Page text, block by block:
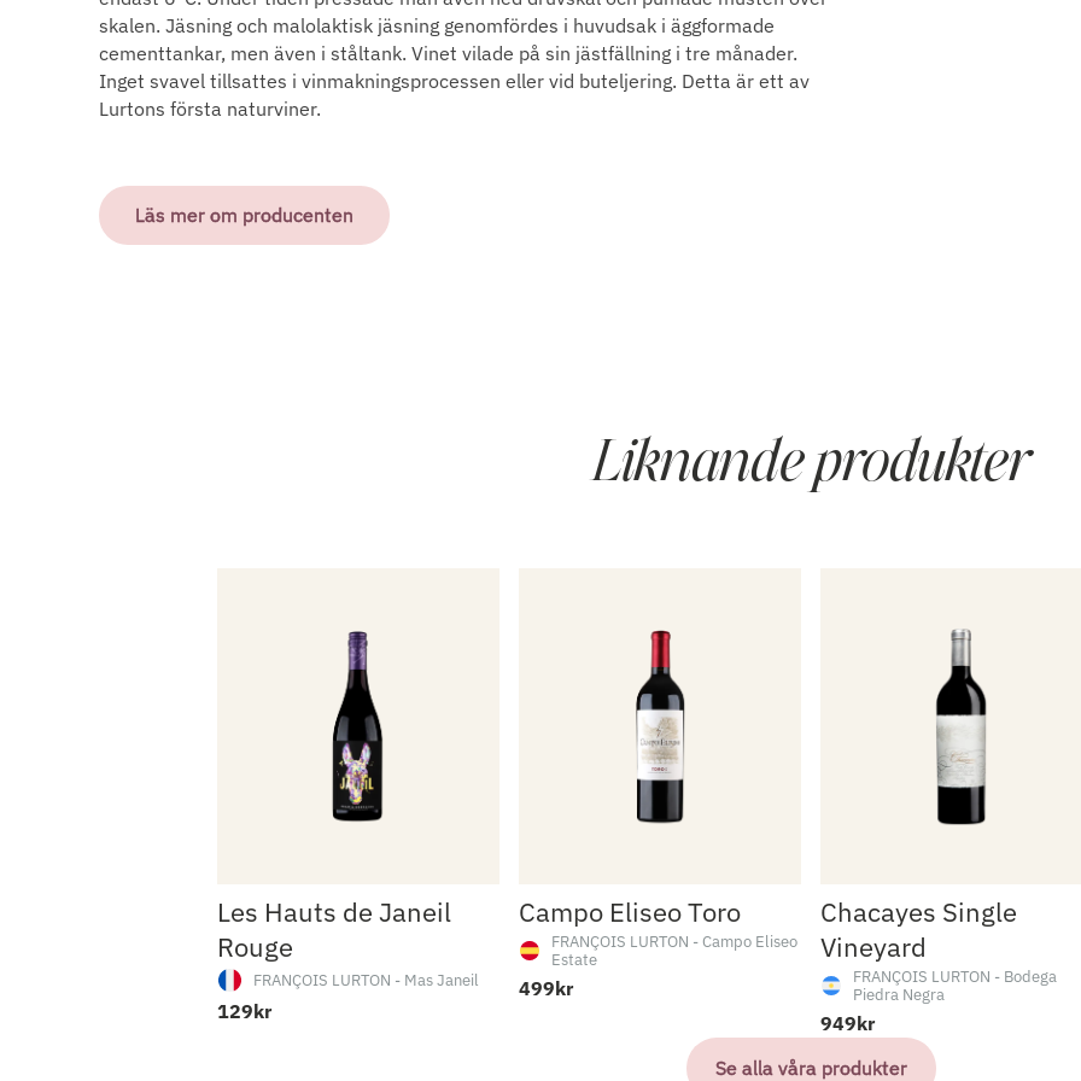
skalen. Jäsning och malolaktisk jäsning genomfördes i huvudsak i äggformade
cementtankar, men även i ståltank. Vinet vilade på sin jästfällning i tre månader.
Inget svavel tillsattes i vinmakningsprocessen eller vid buteljering. Detta är ett av
Lurtons första naturviner.
Läs mer om producenten
Liknande produkter
Les Hauts de Janeil
Rouge
FRANÇOIS LURTON - Mas Janeil
129kr
Campo Eliseo Toro
FRANÇOIS LURTON - Campo Eliseo
Estate
499kr
Chacayes Single
Vineyard
FRANÇOIS LURTON - Bodega
Piedra Negra
949kr
Se alla våra produkter